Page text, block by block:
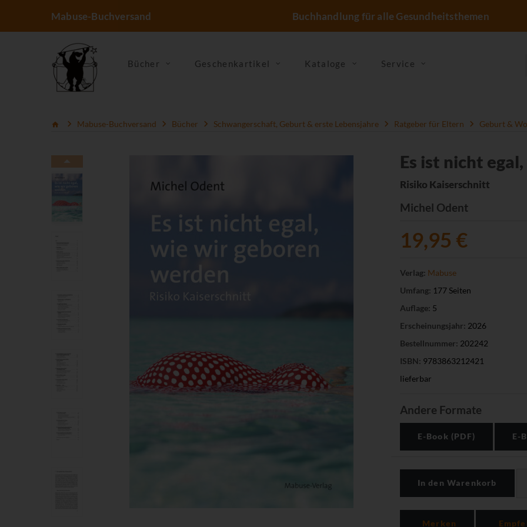
Mabuse-Buchversand Buchhandlung für alle Gesundheitsthemen
Bücher Geschenkartikel Kataloge Service
Mabuse-Buchversand Bücher Schwangerschaft, Geburt & erste Lebensjahre Ratgeber für Eltern Geburt &
Es ist nicht
Risiko Kaiserschnitt
Michel Odent
19,95 €
Verlag: Mabuse
Umfang: 177 Seiten
Auflage: 5
Erscheinungsjahr: 2026
Bestellnummer: 202242
ISBN: 9783863212421
lieferbar
Andere Formate
E-Book (PDF) E-
In den Warenkorb
Merken